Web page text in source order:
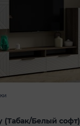
(Табак/Белый софт)